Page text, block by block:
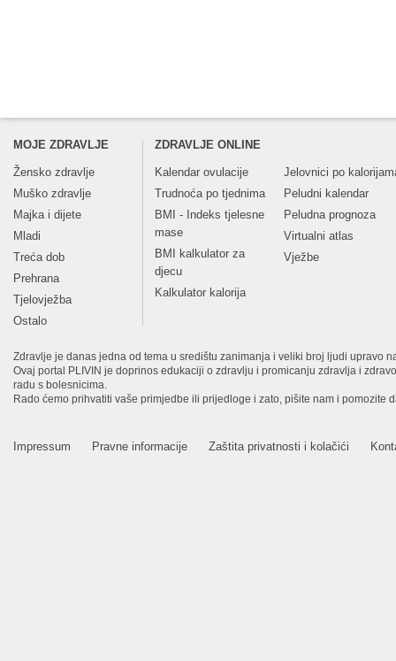
MOJE ZDRAVLJE
Žensko zdravlje
Muško zdravlje
Majka i dijete
Mladi
Treća dob
Prehrana
Tjelovježba
Ostalo
ZDRAVLJE ONLINE
Kalendar ovulacije
Trudnoća po tjednima
BMI - Indeks tjelesne
mase
BMI kalkulator za
djecu
Kalkulator kalorija
Jelovnici po
Peludni kalendar
Peludna prognoza
Virtualni atlas
Vježbe
Zdravlje je danas jedna od tema u središtu zanimanja i veliki broj ljudi upravo
Ovaj portal PLIVIN je doprinos edukaciji o zdravlju i promicanju zdravlja i
radu s bolesnicima.
Rado ćemo prihvatiti vaše primjedbe ili prijedloge i zato, pišite nam i pomozite
Impressum Pravne informacije Zaštita privatnosti i kolačići